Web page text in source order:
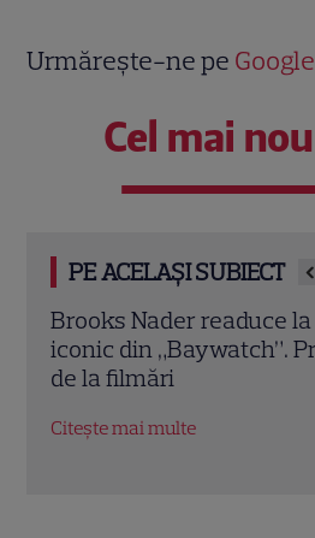
Urmărește-ne pe
Cel mai
PE ACELAȘI SUBIECT
Demet Özdemir, vedeta
vis”, are o poveste
ajuns una dintre cele